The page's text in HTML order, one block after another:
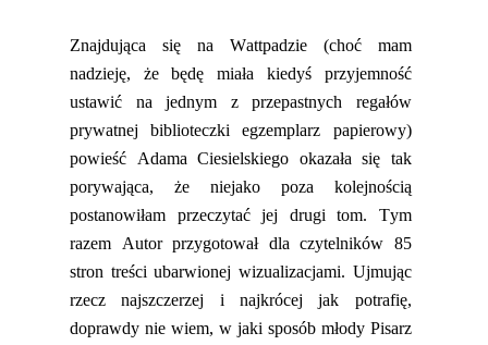
Znajdująca się na Wattpadzie(choć mam
nadzieję, że będę miała kiedyś przyjemność
ustawić na jednym z przepastnych regałów
prywatnej biblioteczki egzemplarz papierowy)
powieść Adama Ciesielskiego okazała się tak
porywająca, że niejako poza kolejnością
postanowiłam przeczytać jej drugi tom. Tym
razem Autor przygotował dla czytelników 85
stron treści ubarwionej wizualizacjami. Ujmując
rzecz najszczerzej i najkrócej jak potrafię,
doprawdy nie wiem, w jaki sposób młody Pisarz